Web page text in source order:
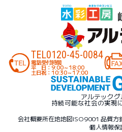
TEL0120-45-0084
電話受付時間
平 日：9:00～18:00
土日祝：10:30～17:00
アルテック
持続可能な社会の実現
会社概要所在地地図ISO9001 品質方
個人情報保